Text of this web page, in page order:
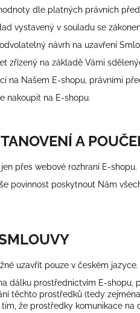
dle platných právních
vystavený v souladu se
návrh na uzavření
zřízený na základě Vámi
na Našem E-shopu, právními
nakoupit na E-shopu.
A
přes webové rozhraní E-shopu.
povinnost poskytnout Nám
uzavřít pouze v českém jazyce.
dálku prostřednictvím E-
těchto prostředků (tedy
že prostředky komunikace na